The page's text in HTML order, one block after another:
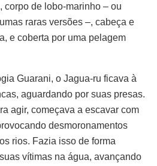
corpo de lobo-marinho – ou
raras versões –, cabeça e
e coberta por uma pelagem
Guarani, o Jagua-ru ficava à
aguardando por suas presas.
agir, começava a escavar com
desmoronamentos
rios. Fazia isso de forma
vítimas na água, avançando